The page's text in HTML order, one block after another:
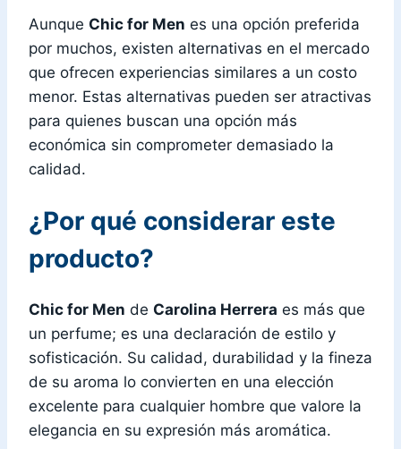
Aunque Chic for Men es una opción preferida
por muchos, existen alternativas en el mercado
que ofrecen experiencias similares a un costo
menor. Estas alternativas pueden ser atractivas
para quienes buscan una opción más
económica sin comprometer demasiado la
calidad.
¿Por qué considerar este
producto?
Chic for Men de Carolina Herrera es más que
un perfume; es una declaración de estilo y
sofisticación. Su calidad, durabilidad y la fineza
de su aroma lo convierten en una elección
excelente para cualquier hombre que valore la
elegancia en su expresión más aromática.